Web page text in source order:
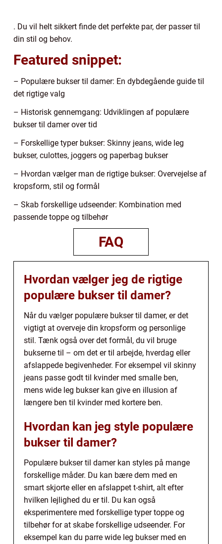
. Du vil helt sikkert finde det perfekte par, der passer til
din stil og behov.
Featured snippet:
– Populære bukser til damer: En dybdegående guide til
det rigtige valg
– Historisk gennemgang: Udviklingen af populære
bukser til damer over tid
– Forskellige typer bukser: Skinny jeans, wide leg
bukser, culottes, joggers og paperbag bukser
– Hvordan vælger man de rigtige bukser: Overvejelse af
kropsform, stil og formål
– Skab forskellige udseender: Kombination med
passende toppe og tilbehør
FAQ
Hvordan vælger jeg de rigtige
populære bukser til damer?
Når du vælger populære bukser til damer, er det
vigtigt at overveje din kropsform og personlige
stil. Tænk også over det formål, du vil bruge
bukserne til – om det er til arbejde, hverdag eller
afslappede begivenheder. For eksempel vil skinny
jeans passe godt til kvinder med smalle ben,
mens wide leg bukser kan give en illusion af
længere ben til kvinder med kortere ben.
Hvordan kan jeg style populære
bukser til damer?
Populære bukser til damer kan styles på mange
forskellige måder. Du kan bære dem med en
smart skjorte eller en afslappet t-shirt, alt efter
hvilken lejlighed du er til. Du kan også
eksperimentere med forskellige typer toppe og
tilbehør for at skabe forskellige udseender. For
eksempel kan du parre wide leg bukser med en